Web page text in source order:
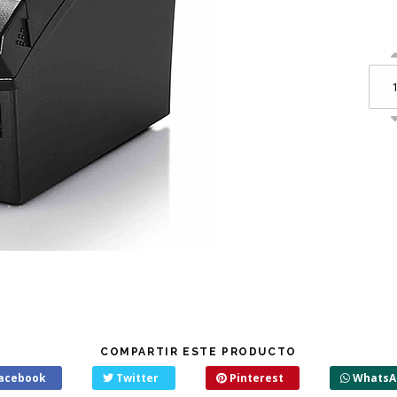
COMPARTIR ESTE PRODUCTO
Twitter Pinterest